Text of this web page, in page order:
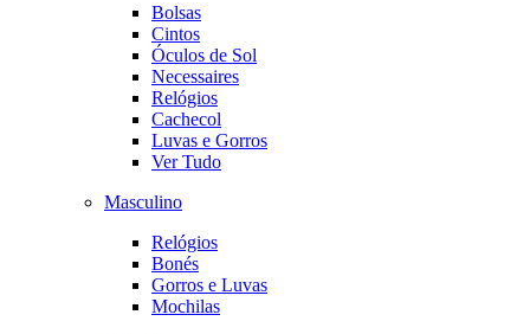
Bolsas
Cintos
Óculos de Sol
Necessaires
Relógios
Cachecol
Luvas e Gorros
Ver Tudo
Masculino
Relógios
Bonés
Gorros e Luvas
Mochilas